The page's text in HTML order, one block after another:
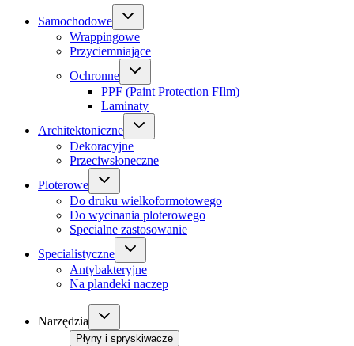
Samochodowe
Wrappingowe
Przyciemniające
Ochronne
PPF (Paint Protection FIlm)
Laminaty
Architektoniczne
Dekoracyjne
Przeciwsłoneczne
Ploterowe
Do druku wielkoformotowego
Do wycinania ploterowego
Specialne zastosowanie
Specialistyczne
Antybakteryjne
Na plandeki naczep
Narzędzia
Płyny i spryskiwacze